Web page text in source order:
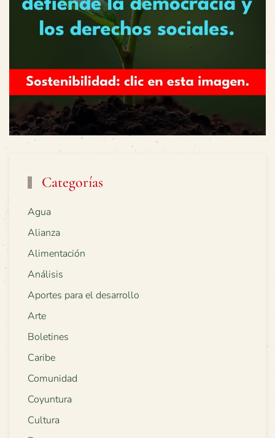
Categorías
Agua
Alianza
Alimentación
Análisis
Aportes para el desarrollo
Arte
Boletines
Caribe
Comunidad
Coyuntura
Cultura